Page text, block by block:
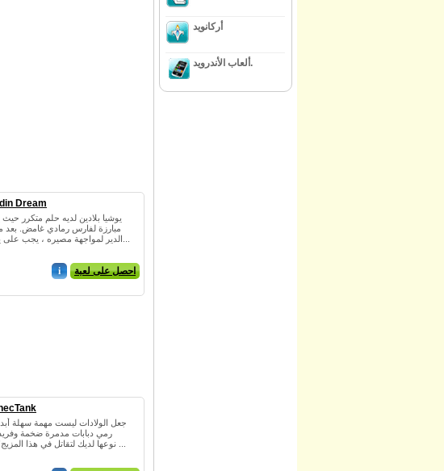
Dream
يوشيا بلادين لديه حلم متكرر
مبارزة لفارس رمادي غامض. بعد
i احصل على لعبة
جعل الولادات ليست مهمة سهلة
رمي دبابات مدمرة ضخمة
أركانويد
ألعاب الأندرويد.